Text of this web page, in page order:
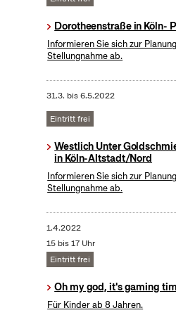
Dorotheenstraße in Köln-
Informieren Sie sich zur
Stellungnahme ab.
31.3. bis6.5.2022
Eintritt frei
Westlich Unter
in Köln-Altstadt/Nord
Informieren Sie sich zur
Stellungnahme ab.
1.4.2022
15 bis 17 Uhr
Eintritt frei
Oh my god, it's gaming
Für Kinder ab 8 Jahren.